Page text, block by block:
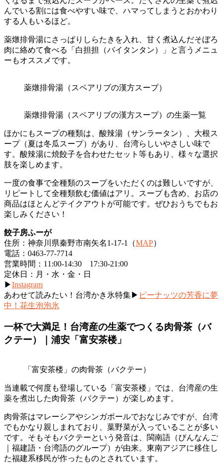
んでいる割には食べやすい味で、ハマってしまうとおかわり
する人もいるほど。
薬燉排骨湯にさっぱりしらたきを入れ、甘く煮込んだそぼろ
肉に絡めて食べる「白担担（バイタンタン）」と言うメニュ
ーもオススメです。
薬燉排骨湯（スペアリブの漢方スープ）
薬燉排骨湯（スペアリブの漢方スープ）の生薬一覧
ほかにもスープの種類は、酸辣湯（サンラータン）、大根ス
ープ（夏は冬瓜スープ）があり、台湾らしいやさしい味で
す。酸辣湯に焼餃子を合わせたセット等もあり、様々な選択
肢を楽しめます。
一度の食事で全種類のスープをいただくのは難しいですが、
リピートして全種類飲む価値はアリ。スープも含め、お店の
商品はほとんどテイクアウトが可能です。ぜひおうちでもお
楽しみください！
餃子房ふーが
住所：神奈川県秦野市南矢名1-17-1（MAP）
電話：0463-77-7714
営業時間：11:00-14:30 17:30-21:00
定休日：月・水・金・日
▶Instagram
あわせて読みたい！台湾かき氷特集▶ ピーナッツの芳香に夢
中！花生泡泡氷
一杯で大満足！ 台湾産の生薬でつくる肉骨茶（バ
クテー）｜浦安「富安茶楼」
「富安茶楼」の肉骨茶（バクテー）
当連載で何度も登場している「富安茶楼」では、台湾産の生
薬を煮出した肉骨茶（バクテー）が楽しめます。
肉骨茶はマレーシアやシンガポールでおなじみですが、台湾
でもかなり親しまれており、葉野菜が入っていることが多い
です。そもそもバクテーという発音は、閩南語（びんなんご
｜福建語・台湾語のグループ）が由来。東南アジアに移住し
た福建系移民が作ったものとされています。